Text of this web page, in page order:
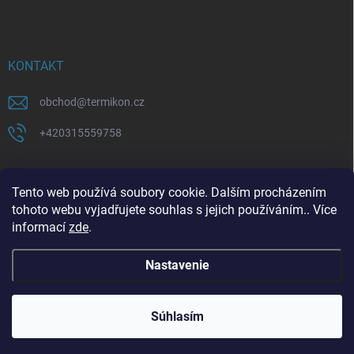
Tento web používá soubory cookie. Dalším procházením
tohoto webu vyjadřujete souhlas s jejich používáním.. Více
informací zde.
Nastavenie
Súhlasím
KONTAKT
obchod@termikon.cz
+420315559758
Termikon . Všetky práva vyhradené.